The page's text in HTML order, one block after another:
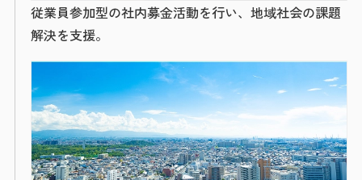
従業員参加型の社内募金活動を行い、地域社会の課題
解決を支援。